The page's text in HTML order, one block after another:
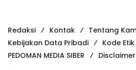
Redaksi Kontak
Tentang
Kebijakan Data Pribadi
Kode
PEDOMAN MEDIA SIBER
Disclaimer